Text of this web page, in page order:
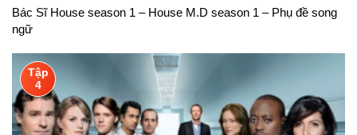
Bác Sĩ House season 1 – House M.D season 1 – Phụ đề song
ngữ
Tập
4